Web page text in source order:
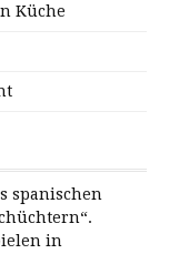
Küche
spanischen
in